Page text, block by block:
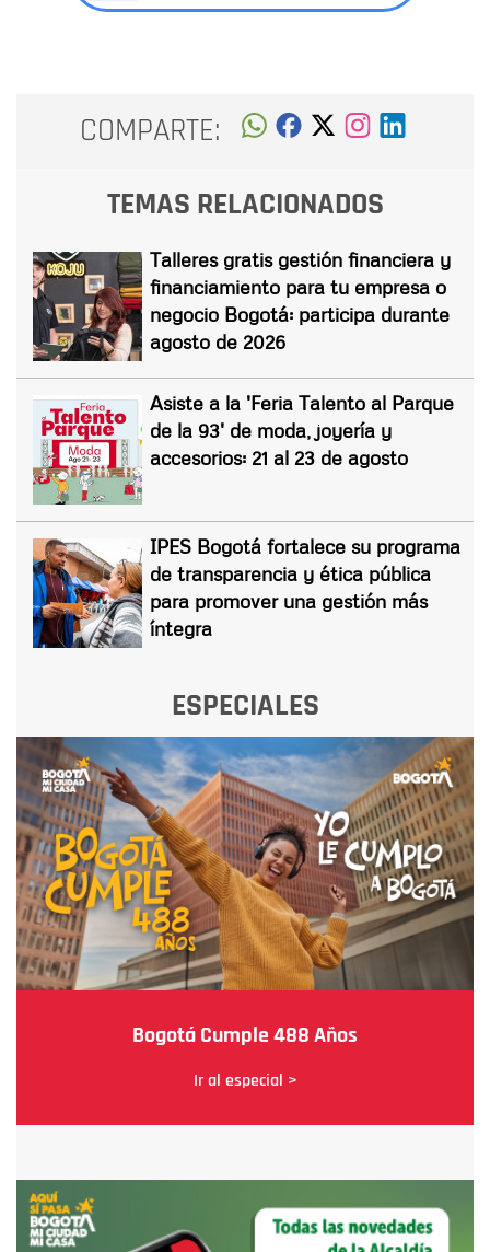
COMPARTE:
TEMAS RELACIONADOS
Talleres gratis gestión financiera y
financiamiento para tu empresa o
negocio Bogotá: participa durante
agosto de 2026
Asiste a la 'Feria Talento al Parque
de la 93' de moda, joyería y
accesorios: 21 al 23 de agosto
IPES Bogotá fortalece su programa
de transparencia y ética pública
para promover una gestión más
íntegra
ESPECIALES
Bogotá Cumple 488 Años
Ir al especial >